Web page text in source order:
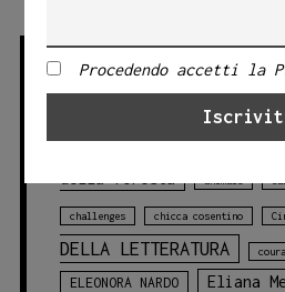
Angelo Bruno
challenges chicca cosentino
DELLA LETTERATURA
ELEONORA NARDO
Eliana
Procedendo accetti la